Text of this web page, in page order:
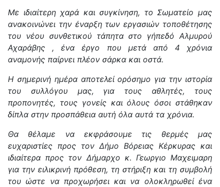
Με ιδιαίτερη χαρά και συγκίνηση, το Σωματείο μας
ανακοινώνει την έναρξη των εργασιών τοποθέτησης
του νέου συνθετικού τάπητα στο γήπεδό Αλμυρού
Αχαράβης , ένα έργο που μετά από 4 χρόνια
αναμονής παίρνει πλέον σάρκα και οστά.
Η σημερινή ημέρα αποτελεί ορόσημο για την ιστορία
του συλλόγου μας, για τους αθλητές, τους
προπονητές, τους γονείς και όλους όσοι στάθηκαν
δίπλα στην προσπάθεια αυτή όλα αυτά τα χρόνια.
Θα θέλαμε να εκφράσουμε τις θερμές μας
ευχαριστίες προς τον Δήμο Βόρειας Κέρκυρας και
ιδιαίτερα προς τον Δήμαρχο κ. Γεωργιο Μαχειμαρη
για την ειλικρινή πρόθεση, τη στήριξη και τη συμβολή
του ώστε να προχωρήσει και να ολοκληρωθεί ένα